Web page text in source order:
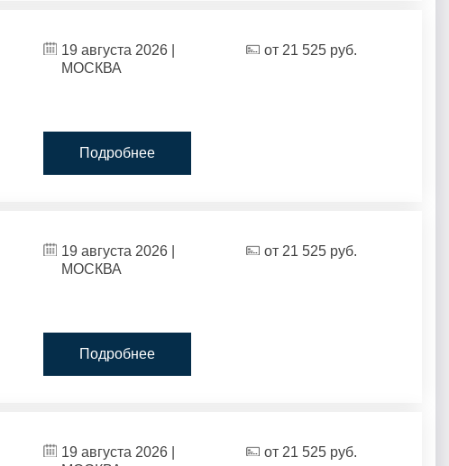
19 августа 2026 |
МОСКВА
от 21 525 руб.
Подробнее
19 августа 2026 |
МОСКВА
от 21 525 руб.
Подробнее
19 августа 2026 |
от 21 525 руб.